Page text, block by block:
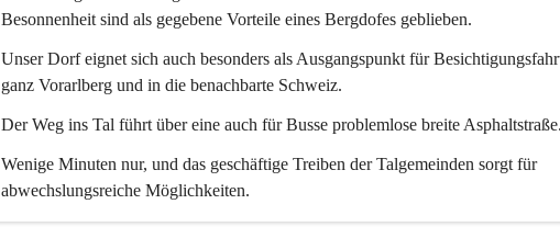
Besonnenheit sind als gegebene Vorteile eines Bergdofes geblieben.
Unser Dorf eignet sich auch besonders als Ausgangspunkt für
ganz Vorarlberg und in die benachbarte Schweiz.
Der Weg ins Tal führt über eine auch für Busse problemlose breite
Wenige Minuten nur, und das geschäftige Treiben der Talgemeinden sorgt für
abwechslungsreiche Möglichkeiten.